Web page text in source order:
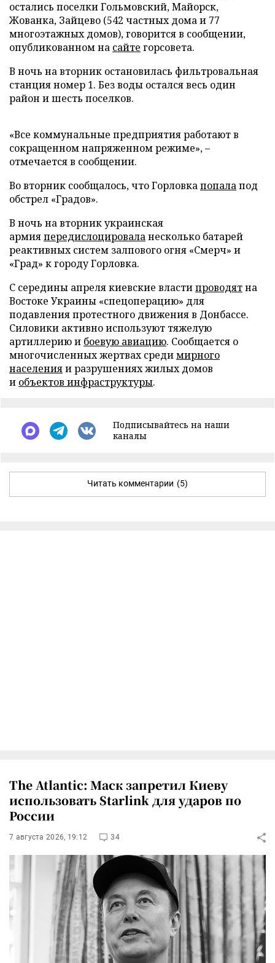
остались поселки Гольмовский, Майорск,
Жованка, Зайцево (542 частных дома и 77
многоэтажных домов), говорится в сообщении,
опубликованном на сайте горсовета.
В ночь на вторник остановилась фильтровальная
станция номер 1. Без воды остался весь один
район и шесть поселков.
«Все коммунальные предприятия работают в
сокращенном напряженном режиме»,–
отмечается в сообщении.
Во вторник сообщалось, что Горловкапопалапод
обстрел «Градов».
В ночь на вторник украинская
армияпередислоцироваланесколько батарей
реактивных систем залпового огня «Смерч» и
«Град» к городу Горловка.
С середины апреля киевские властипроводятна
Востоке Украины «спецоперацию» для
подавления протестного движения в Донбассе.
Силовики активно используют тяжелую
артиллерию и боевую авиацию. Сообщается о
многочисленных жертвах средимирного
населенияи разрушениях жилых домов
и объектов инфраструктуры.
Подписывайтесь на наши
каналы
Читать комментарии (5)
The Atlantic: Маск запретил Киеву
использовать Starlink для ударов по
России
7 августа 2026, 19:12 34